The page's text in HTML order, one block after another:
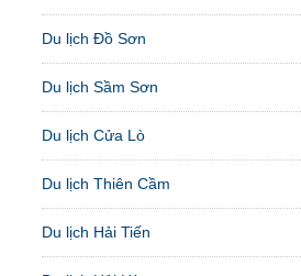
Du lịch Đồ Sơn
Du lịch Sầm Sơn
Du lịch Cửa Lò
Du lịch Thiên Cầm
Du lịch Hải Tiến